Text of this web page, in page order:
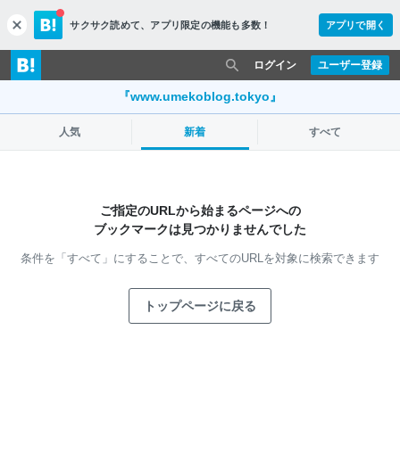
c
l
o
s
サクサク読めて、 アプリ限定の機能も多数！ アプリで開く
ユーザー登録
ログイン
『www.umekoblog.tokyo』
人気 新着 すべて
ご指定のURLから始まるページへの
ブックマークは見つかりませんでした
条件を「すべて」にすることで、 すべてのURLを対象に検索できます
トップページに戻る